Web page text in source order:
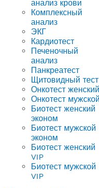
анализ крови
Комплексный
анализ
ЭКГ
Кардиотест
Печеночный
анализ
Панкреатест
Щитовидный тест
Онкотест женский
Онкотест мужской
Биотест женский
эконом
Биотест мужской
эконом
Биотест женский
VIP
Биотест мужской
VIP